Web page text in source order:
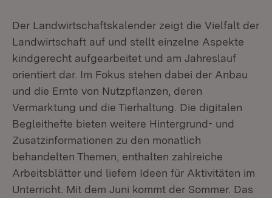
Der Landwirtschaftskalender zeigt die Vielfalt der
Landwirtschaft auf und stellt einzelne Aspekte
kindgerecht aufgearbeitet und am Jahreslauf
orientiert dar. Im Fokus stehen dabei der Anbau
und die Ernte von Nutzpflanzen, deren
Vermarktung und die Tierhaltung. Die digitalen
Begleithefte bieten weitere Hintergrund- und
Zusatzinformationen zu den monatlich
behandelten Themen, enthalten zahlreiche
Arbeitsblätter und liefern Ideen für Aktivitäten im
Unterricht. Mit dem Juni kommt der Sommer. Das